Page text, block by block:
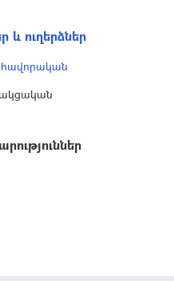
և ուղերձներ